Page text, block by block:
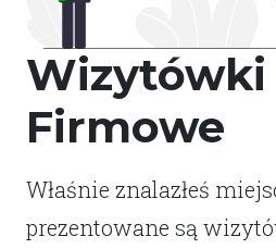
Wizytówki
Firmowe
Właśnie znalazłeś
prezentowane są